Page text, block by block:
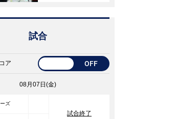
試合
ア OFF
08月07日(金)
ズ
試合終了